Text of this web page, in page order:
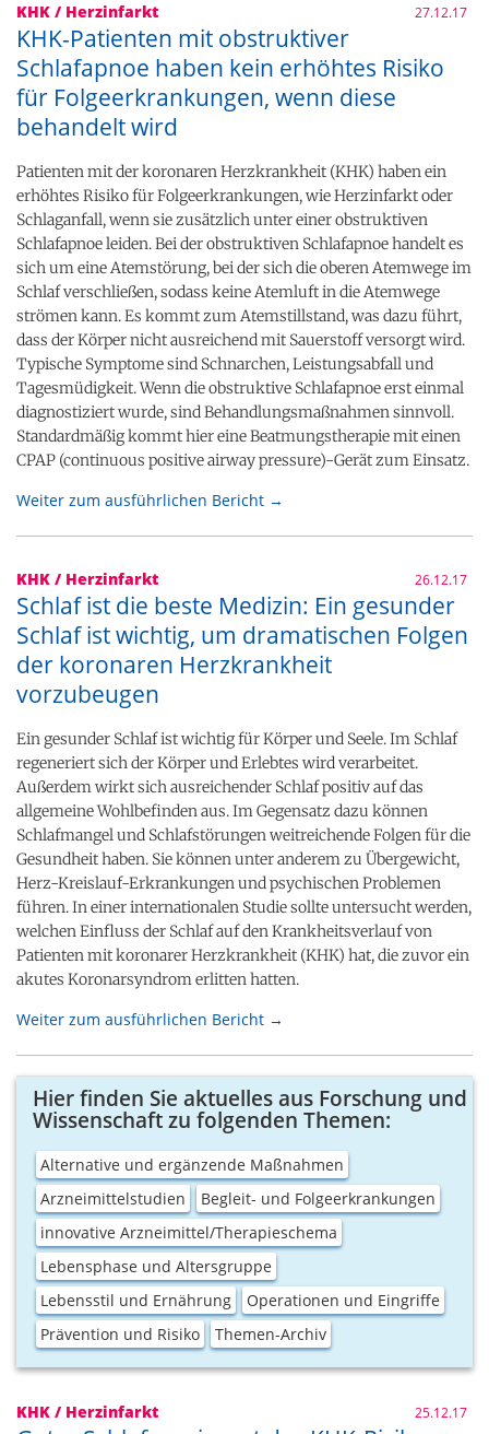
KHK / Herzinfarkt 27.12.17
KHK-Patienten mit obstruktiver
Schlafapnoe haben kein erhöhtes Risiko
für Folgeerkrankungen, wenn diese
behandelt wird
Patienten mit der koronaren Herzkrankheit (KHK) haben ein
erhöhtes Risiko für Folgeerkrankungen, wie Herzinfarkt oder
Schlaganfall, wenn sie zusätzlich unter einer obstruktiven
Schlafapnoe leiden. Bei der obstruktiven Schlafapnoe handelt es
sich um eine Atemstörung, bei der sich die oberen Atemwege im
Schlaf verschließen, sodass keine Atemluft in die Atemwege
strömen kann. Es kommt zum Atemstillstand, was dazu führt,
dass der Körper nicht ausreichend mit Sauerstoff versorgt wird.
Typische Symptome sind Schnarchen, Leistungsabfall und
Tagesmüdigkeit. Wenn die obstruktive Schlafapnoe erst einmal
diagnostiziert wurde, sind Behandlungsmaßnahmen sinnvoll.
Standardmäßig kommt hier eine Beatmungstherapie mit einen
CPAP (continuous positive airway pressure)-Gerät zum Einsatz.
Weiter zum ausführlichen Bericht →
KHK / Herzinfarkt 26.12.17
Schlaf ist die beste Medizin: Ein gesunder
Schlaf ist wichtig, um dramatischen Folgen
der koronaren Herzkrankheit
vorzubeugen
Ein gesunder Schlaf ist wichtig für Körper und Seele. Im Schlaf
regeneriert sich der Körper und Erlebtes wird verarbeitet.
Außerdem wirkt sich ausreichender Schlaf positiv auf das
allgemeine Wohlbefinden aus. Im Gegensatz dazu können
Schlafmangel und Schlafstörungen weitreichende Folgen für die
Gesundheit haben. Sie können unter anderem zu Übergewicht,
Herz-Kreislauf-Erkrankungen und psychischen Problemen
führen. In einer internationalen Studie sollte untersucht werden,
welchen Einfluss der Schlaf auf den Krankheitsverlauf von
Patienten mit koronarer Herzkrankheit (KHK) hat, die zuvor ein
akutes Koronarsyndrom erlitten hatten.
Weiter zum ausführlichen Bericht →
Hier finden Sie aktuelles aus Forschung und
Wissenschaft zu folgenden Themen:
Alternative und ergänzende Maßnahmen
Arzneimittelstudien
Begleit- und Folgeerkrankungen
innovative Arzneimittel/Therapieschema
Lebensphase und Altersgruppe
Lebensstil und Ernährung
Operationen und Eingriffe
Prävention und Risiko
Themen-Archiv
KHK / Herzinfarkt 25.12.17